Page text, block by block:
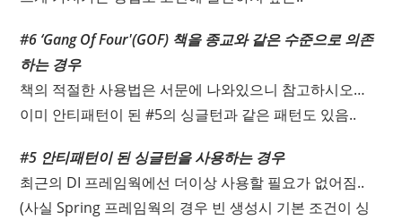
#6 ‘Gang Of Four'(GOF) 책을 종교와 같은 수준으로 의존
하는 경우
책의 적절한 사용법은 서문에 나와있으니 참고하시오…
이미 안티패턴이 된 #5의 싱글턴과 같은 패턴도 있음..
#5 안티패턴이 된 싱글턴을 사용하는 경우
최근의 DI 프레임웍에선 더이상 사용할 필요가 없어짐..
(사실 Spring 프레임웍의 경우 빈 생성시 기본 조건이 싱